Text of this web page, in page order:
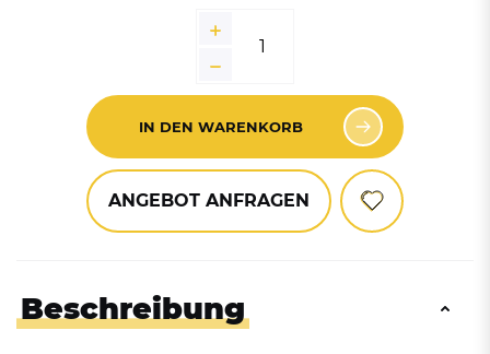
IN DEN WARENKORB
ANGEBOT ANFRAGEN
Beschreibung